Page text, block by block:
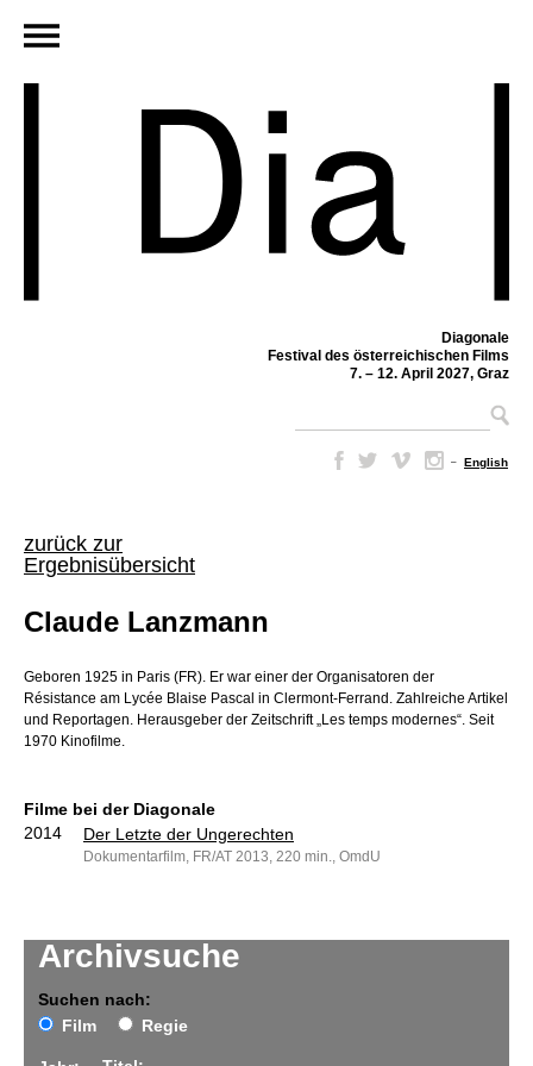
Diagonale
Festival des österreichischen Films
7. – 12. April 2027, Graz
– English
zurück zur
Ergebnisübersicht
Archivsuche
Suchen nach:
Film
Regie
Claude Lanzmann
Geboren 1925 in Paris (FR). Er war einer der Organisatoren der
Résistance am Lycée Blaise Pascal in Clermont-Ferrand. Zahlreiche Artikel
und Reportagen. Herausgeber der Zeitschrift „Les temps modernes“. Seit
1970 Kinofilme.
Filme bei der Diagonale
2014
Der Letzte der Ungerechten
Dokumentarfilm, FR/AT 2013, 220 min., OmdU